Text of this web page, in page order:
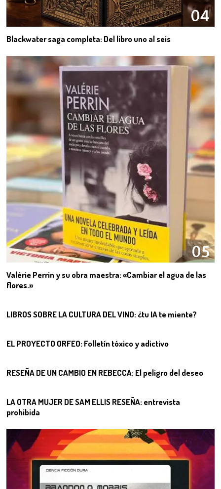
04
Blackwater saga completa: Del libro uno al seis
05
Valérie Perrin y su obra maestra: «Cambiar el agua de las
flores.»
LIBROS SOBRE LA CULTURA DEL VINO: ¿tu IA te miente?07
EL PROYECTO ORFEO: Folletín tóxico y adictivo
RESEÑA DE UN CAMBIO EN REBECCA: El peligro del deseo
09
LA OTRA MUJER DE SAM ELLIS RESEÑA: entrevista
prohibida